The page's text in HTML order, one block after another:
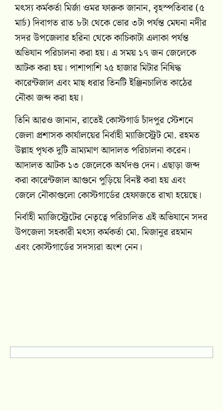
মৎস্য কর্মকর্তা মির্জা ওমর ফারুক জানান, বৃহস্পতিবার (৫
মার্চ) দিবাগত রাত ৮টা থেকে ভোর ৩টা পর্যন্ত মেঘনা নদীর
সদর উপজেলার হরিনা থেকে কাচিকাটা এলাকা পর্যন্ত
অভিযান পরিচালনা করা হয়। এ সময় ১৭ জন জেলেকে
আটক করা হয়। পাশাপাশি ২৫ হাজার মিটার নিষিদ্ধ
কারেন্টজাল এবং মাছ ধরার তিনটি ইঞ্জিনচালিত কাঠের
নৌকা জব্দ করা হয়।
তিনি আরও জানান, রাতেই কোস্টগার্ড চাঁদপুর স্টেশনে
জেলা প্রশাসক কার্যালয়ের নির্বাহী ম্যাজিস্ট্রেট মো. রহমত
উল্লাহ পৃথক দুটি ভ্রাম্যমাণ আদালত পরিচালনা করেন।
আদালত আটক ১৩ জেলেকে অর্থদণ্ড দেন। এছাড়া জব্দ
করা কারেন্টজাল আগুনে পুড়িয়ে বিনষ্ট করা হয় এবং
জেলে নৌকাগুলো কোস্টগার্ডের হেফাজতে রাখা হয়েছে।
নির্বাহী ম্যাজিস্ট্রেটের নেতৃত্বে পরিচালিত এই অভিযানে সদর
উপজেলা সহকারী মৎস্য কর্মকর্তা মো. মিজানুর রহমান
এবং কোস্টগার্ডের সদস্যরা অংশ নেন।